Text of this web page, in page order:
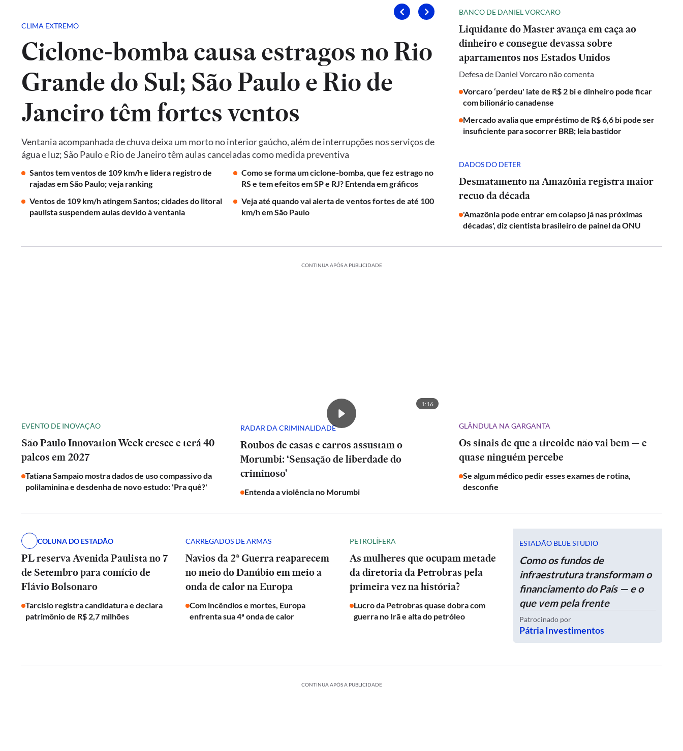
CLIMA EXTREMO
Ciclone-bomba causa estragos no Rio
Grande do Sul; São Paulo e Rio de
Janeiro têm fortes ventos
Ventania acompanhada de chuva deixa um morto no interior gaúcho, além de interrupções nos serviços de
água e luz; São Paulo e Rio de Janeiro têm aulas canceladas como medida preventiva
Santos tem ventos de 109 km/h e lidera registro de
rajadas em São Paulo; veja ranking
Como se forma um ciclone-bomba, que fez estrago no
RS e tem efeitos em SP e RJ? Entenda em gráficos
Ventos de 109 km/h atingem Santos; cidades do litoral
paulista suspendem aulas devido à ventania
Veja até quando vai alerta de ventos fortes de até 100
km/h em São Paulo
BANCO DE DANIEL VORCARO
Liquidante do Master avança em caça ao
dinheiro e consegue devassa sobre
apartamentos nos Estados Unidos
Defesa de Daniel Vorcaro não comenta
Vorcaro ‘perdeu' iate de R$ 2 bi e dinheiro pode ficar
com bilionário canadense
Mercado avalia que empréstimo de R$ 6,6 bi pode ser
insuficiente para socorrer BRB; leia bastidor
DADOS DO DETER
Desmatamento na Amazônia registra maior
recuo da década
'Amazônia pode entrar em colapso já nas próximas
décadas', diz cientista brasileiro de painel da ONU
CONTINUA APÓS A PUBLICIDADE
EVENTO DE INOVAÇÃO
São Paulo Innovation Week cresce e terá 40
palcos em 2027
Tatiana Sampaio mostra dados de uso compassivo da
polilaminina e desdenha de novo estudo: 'Pra quê?'
1:16
RADAR DA CRIMINALIDADE
Roubos de casas e carros assustam o
Morumbi: ‘Sensação de liberdade do
criminoso’
Entenda a violência no Morumbi
GLÂNDULA NA GARGANTA
Os sinais de que a tireoide não vai bem — e
quase ninguém percebe
Se algum médico pedir esses exames de rotina,
desconfie
COLUNA DO ESTADÃO
PL reserva Avenida Paulista no 7
de Setembro para comício de
Flávio Bolsonaro
Tarcísio registra candidatura e declara
patrimônio de R$ 2,7 milhões
CARREGADOS DE ARMAS
Navios da 2ª Guerra reaparecem
no meio do Danúbio em meio a
onda de calor na Europa
Com incêndios e mortes, Europa
enfrenta sua 4ª onda de calor
PETROLÍFERA
As mulheres que ocupam metade
da diretoria da Petrobras pela
primeira vez na história?
Lucro da Petrobras quase dobra com
guerra no Irã e alta do petróleo
ESTADÃO BLUE STUDIO
Como os fundos de
infraestrutura transformam o
financiamento do País — e o
que vem pela frente
Patrocinado por
Pátria Investimentos
CONTINUA APÓS A PUBLICIDADE